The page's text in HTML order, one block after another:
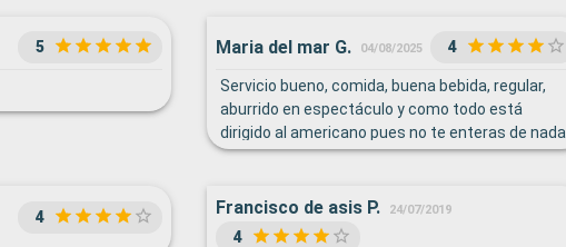
5 Maria del mar G. 04/08/2025 4
Servicio bueno, comida, buena bebida, regular,
aburrido en espectáculo y como todo está
dirigido al americano pues no te enteras de nada
4 Francisco de asis P. 24/07/2019
4